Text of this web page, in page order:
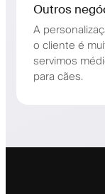
Outros
A
o cliente é
servimos
para cães.